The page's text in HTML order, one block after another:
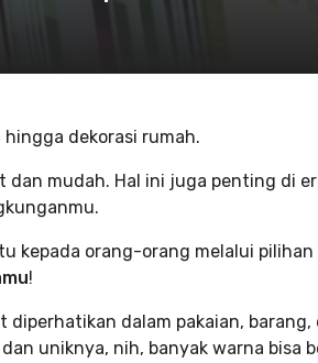
dekorasi rumah.
dan mudah. Hal ini juga penting di
kepada orang-orang melalui pilihan
!
dalam pakaian,
uniknya, nih, banyak warna bisa